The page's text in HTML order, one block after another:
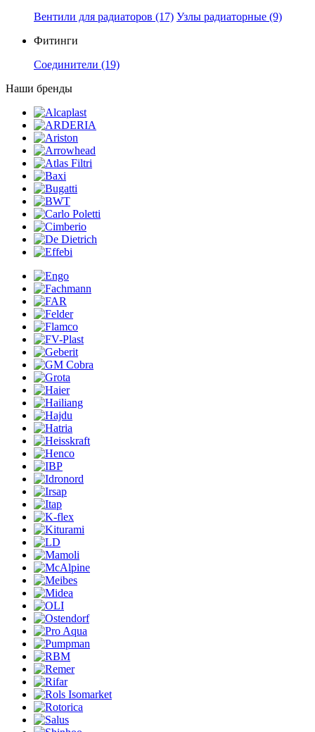
Вентили для радиаторов (17) Узлы радиаторные (9)
Фитинги
Соединители (19)
Наши бренды